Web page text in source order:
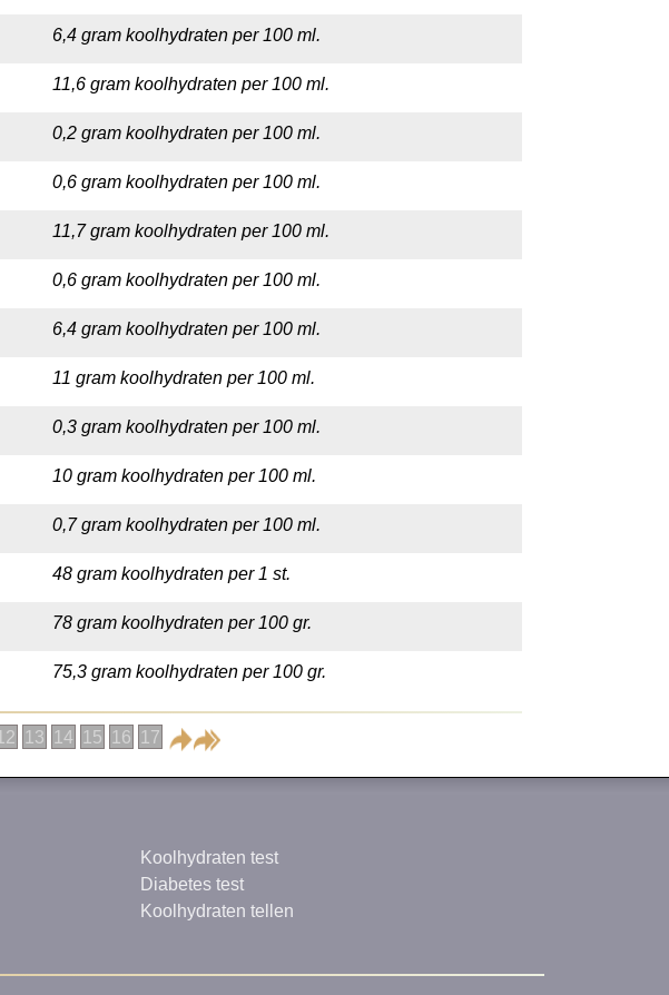
6,4 gram koolhydraten per 100 ml.
11,6 gram koolhydraten per 100 ml.
0,2 gram koolhydraten per 100 ml.
0,6 gram koolhydraten per 100 ml.
11,7 gram koolhydraten per 100 ml.
0,6 gram koolhydraten per 100 ml.
6,4 gram koolhydraten per 100 ml.
11 gram koolhydraten per 100 ml.
0,3 gram koolhydraten per 100 ml.
10 gram koolhydraten per 100 ml.
0,7 gram koolhydraten per 100 ml.
48 gram koolhydraten per 1 st.
78 gram koolhydraten per 100 gr.
75,3 gram koolhydraten per 100 gr.
13 14 15 16 17
Koolhydraten test
Diabetes test
Koolhydraten tellen